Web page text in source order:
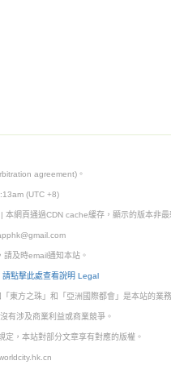
agreement)。
(UTC +8)
網頁通過CDN cache緩存，顯示的版本非最
及時email通知本站。
請點擊此處查看說明 Legal
東方之珠」和「亞洲國際都會」是本站的業
有涉及商業利益或商業競爭。
，本站對部分文章享有對應的版權。